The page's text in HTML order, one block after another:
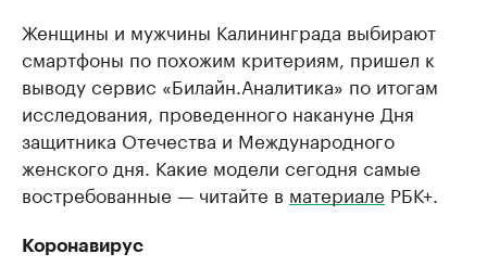
Женщины и мужчины Калининграда выбирают
смартфоны по похожим критериям, пришел к
выводу сервис «Билайн.Аналитика» по итогам
исследования, проведенного накануне Дня
защитника Отечества и Международного
женского дня. Какие модели сегодня самые
востребованные — читайте в материале РБК+.
Коронавирус